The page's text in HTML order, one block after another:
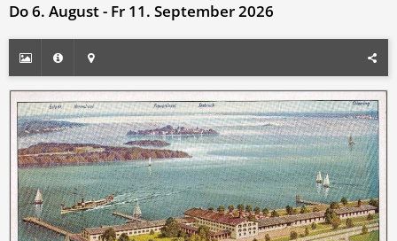
Do 6. August - Fr 11. September 2026